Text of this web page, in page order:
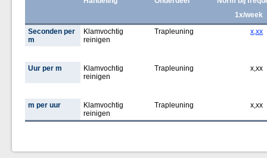
1x/week
Seconden per
m
Klamvochtig
reinigen
Trapleuning x,xx
Uur per m
Klamvochtig
reinigen
Trapleuning x,xx
m per uur
Klamvochtig
reinigen
Trapleuning x,xx